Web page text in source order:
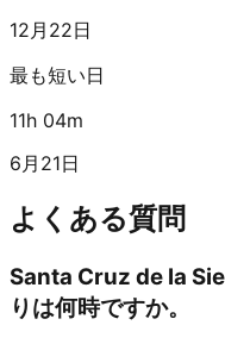
12月22日
最も短い日
11h 04m
6月21日
よくある質問
Santa Cruz de la
りは何時ですか。